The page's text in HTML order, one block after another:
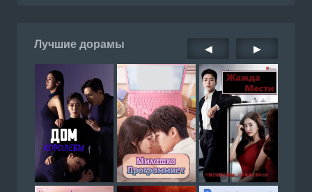
Лучшие дорамы ◀ ▶